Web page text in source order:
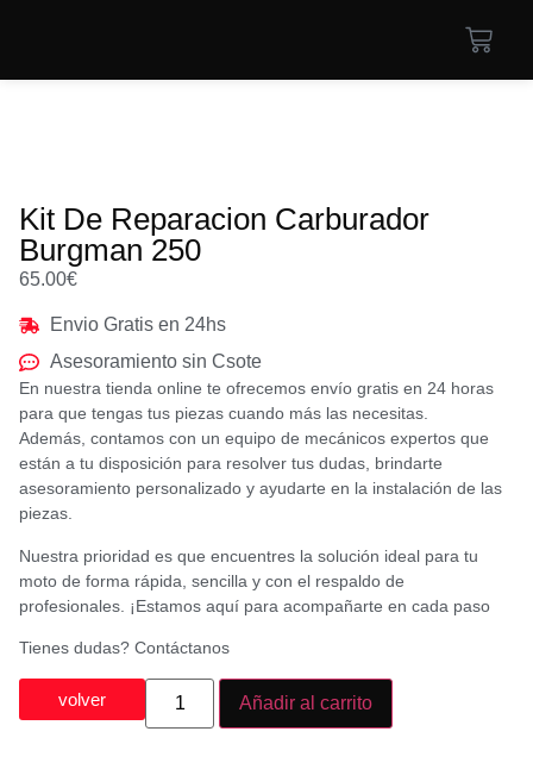
Kit De Reparacion Carburador
Burgman 250
65.00€
Envio Gratis en 24hs
Asesoramiento sin Csote
En nuestra tienda online te ofrecemos envío gratis en 24 horas
para que tengas tus piezas cuando más las necesitas.
Además, contamos con un equipo de mecánicos expertos que
están a tu disposición para resolver tus dudas, brindarte
asesoramiento personalizado y ayudarte en la instalación de las
piezas.
Nuestra prioridad es que encuentres la solución ideal para tu
moto de forma rápida, sencilla y con el respaldo de
profesionales. ¡Estamos aquí para acompañarte en cada paso
Tienes dudas? Contáctanos
volver Añadir al carrito